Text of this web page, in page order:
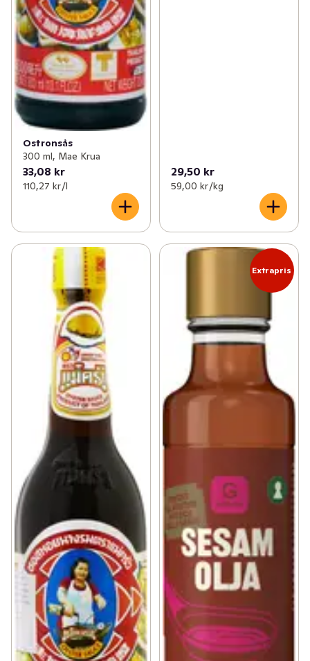
Ostronsås
300 ml, Mae Krua
33,08 kr
110,27 kr /l
29,50 kr
59,00 kr /kg
Extrapris